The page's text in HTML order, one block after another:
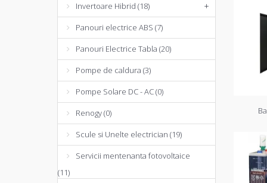
Invertoare Hibrid (18)
+
Panouri electrice ABS (7)
Panouri Electrice Tabla (20)
Pompe de caldura (3)
Pompe Solare DC - AC (0)
Renogy (0)
Scule si Unelte electrician (19)
Servicii mentenanta fotovoltaice
(11)